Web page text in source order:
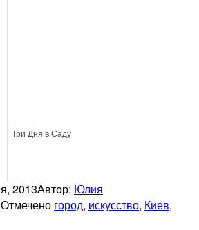
Три Дня в Саду
2013Автор: Юлия
Отмечено город, искусство, Киев,